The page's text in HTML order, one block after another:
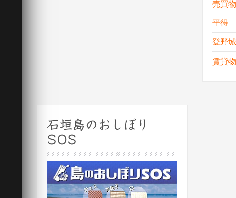
売買
平得
登野城
賃貸
石垣島のおしぼり
SOS